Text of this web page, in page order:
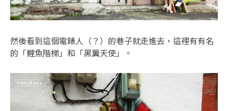
然後看到這個電錶人（？）的巷子就走進去，這裡有有名
的「鯉魚階梯」和「黑翼天使」。